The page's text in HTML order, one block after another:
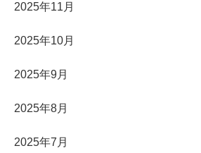
2025年11月
2025年10月
2025年9月
2025年8月
2025年7月